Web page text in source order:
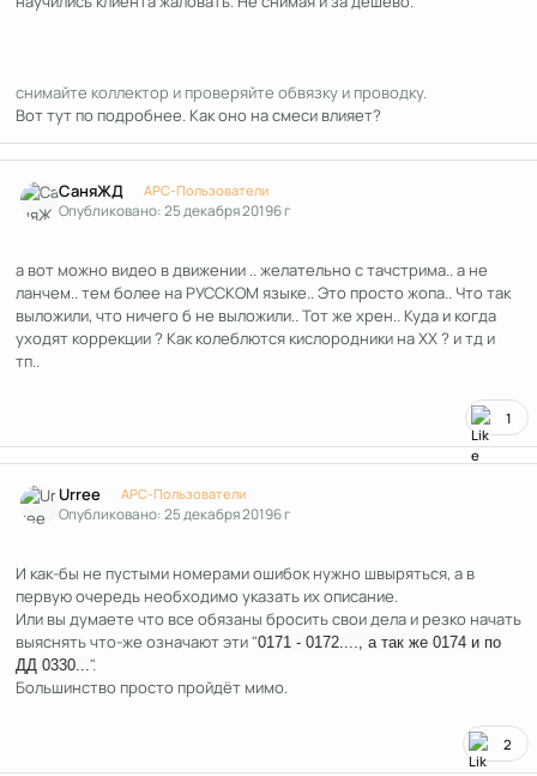
снимайте коллектор и проверяйте обвязку и проводку.
Вот тут по подробнее. Как оно на смеси влияет?
СаняЖД APC-Пользователи
Опубликовано:25 декабря 20196 г
а вот можно видео в движении .. желательно с тачстрима.. а не
ланчем.. тем более на РУССКОМ языке.. Это просто жопа.. Что так
выложили, что ничего б не выложили.. Тот же хрен.. Куда и когда
уходят коррекции ? Как колеблются кислородники на ХХ ? и тд и
тп..
1
Urree APC-Пользователи
Опубликовано:25 декабря 20196 г
И как-бы не пустыми номерами ошибок нужно швыряться, а в
первую очередь необходимо указать их описание.
Или вы думаете что все обязаны бросить свои дела и резко начать
выяснять что-же означают эти "0171 - 0172...., а так же 0174 и по
ДД 0330...".
Большинство просто пройдёт мимо.
2